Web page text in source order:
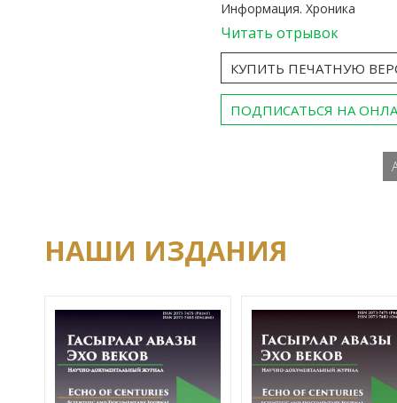
Информация. Хроника
Читать отрывок
КУПИТЬ ПЕЧАТНУЮ
ПОДПИСАТЬСЯ НА
НАШИ ИЗДАНИЯ